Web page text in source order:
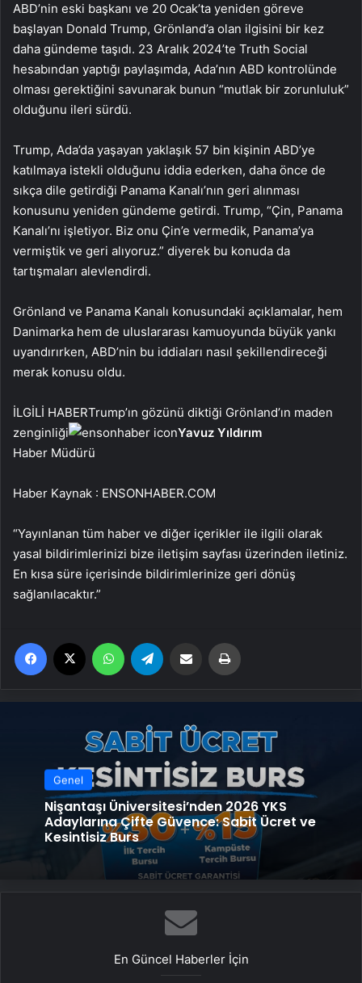
ABD’nin eski başkanı ve 20 Ocak’ta yeniden göreve
başlayan Donald Trump, Grönland’a olan ilgisini bir kez
daha gündeme taşıdı. 23 Aralık 2024’te Truth Social
hesabından yaptığı paylaşımda, Ada’nın ABD kontrolünde
olması gerektiğini savunarak bunun “mutlak bir zorunluluk”
olduğunu ileri sürdü.
Trump, Ada’da yaşayan yaklaşık 57 bin kişinin ABD’ye
katılmaya istekli olduğunu iddia ederken, daha önce de
sıkça dile getirdiği Panama Kanalı’nın geri alınması
konusunu yeniden gündeme getirdi. Trump, “Çin, Panama
Kanalı’nı işletiyor. Biz onu Çin’e vermedik, Panama’ya
vermiştik ve geri alıyoruz.” diyerek bu konuda da
tartışmaları alevlendirdi.
Grönland ve Panama Kanalı konusundaki açıklamalar, hem
Danimarka hem de uluslararası kamuoyunda büyük yankı
uyandırırken, ABD’nin bu iddiaları nasıl şekillendireceği
merak konusu oldu.
İLGİLİ HABERTrump’ın gözünü diktiği Grönland’ın maden
zenginliği
Yavuz Yıldırım
Haber Müdürü
Haber Kaynak : ENSONHABER.COM
“Yayınlanan tüm haber ve diğer içerikler ile ilgili olarak
yasal bildirimlerinizi bize iletişim sayfası üzerinden iletiniz.
En kısa süre içerisinde bildirimlerinize geri dönüş
sağlanılacaktır.”
Facebook WhatsApp Email'den paylaş
Genel
Nişantaşı Üniversitesi’nden 2026 YKS
Adaylarına Çifte Güvence: Sabit Ücret ve
Kesintisiz Burs
En Güncel Haberler İçin